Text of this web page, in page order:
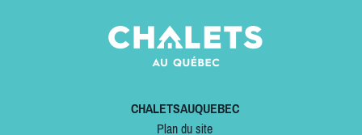
CHALETSAUQUEBEC
Plan du site